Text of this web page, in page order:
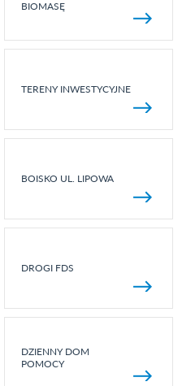
BIOMASĘ
TERENY INWESTYCYJNE
BOISKO UL. LIPOWA
DROGI FDS
DZIENNY DOM
POMOCY